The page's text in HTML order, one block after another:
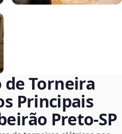
Torneira
Principais
Preto‑SP